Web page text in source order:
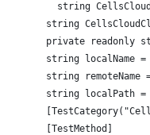
string
string
private readonly
string localName =
string remoteName
string localPath
        [TestMethod]